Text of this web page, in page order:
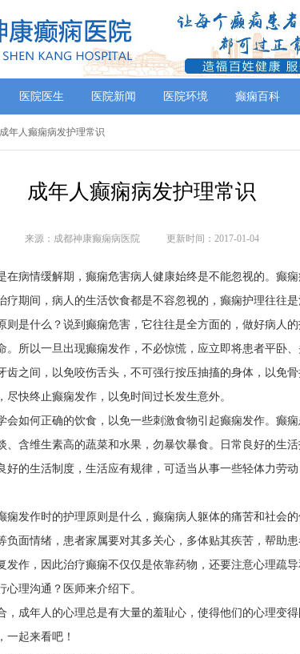
医院医生 医院新闻 医院环境 癫痫百科
年人癫痫病发护理常识
成年人癫痫病发护理常识
来源：成都神康癫痫病医院 更新时间：2017-01-04
在病情缓解期，癫痫危害病人健康始终是不能忽视的。癫
疗期间，病人的生活饮食都是不容忽视的，癫痫护理往往是
则是什么？说到癫痫危害，它往往是全方面的，做好病人的
。所以一旦出现癫痫发作，不必惊慌，应立即将患者平卧
齿之间，以免咬伤舌头，不可强行按压抽搐的身体，以免
快终止癫痫发作，以免时间过长发生意外。
会如何正确的饮食，以免一些刺激食物引起癫痫发作。癫
、含维生素高的蔬菜和水果，勿暴饮暴食。日常良好的生
好的生活制度，生活应有规律，可适当从事一些轻体力劳
痫发作时的护理原则是什么，癫痫病人躯体的痛苦和社会
负面情绪，患者家属要对其多关心，多体贴其疾苦，帮助患
发作，因此治疗癫痫不仅仅是依靠药物，还要注意心理疏
理沟通？医师来介绍下。
，成年人的心理总是有大量的羞耻心，使得他们的心理变
一起来看吧！